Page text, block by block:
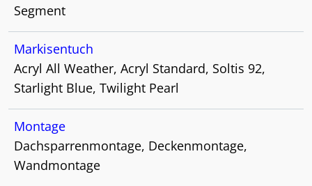
Segment
Markisentuch
Acryl All Weather, Acryl Standard, Soltis 92,
Starlight Blue, Twilight Pearl
Montage
Dachsparrenmontage, Deckenmontage,
Wandmontage